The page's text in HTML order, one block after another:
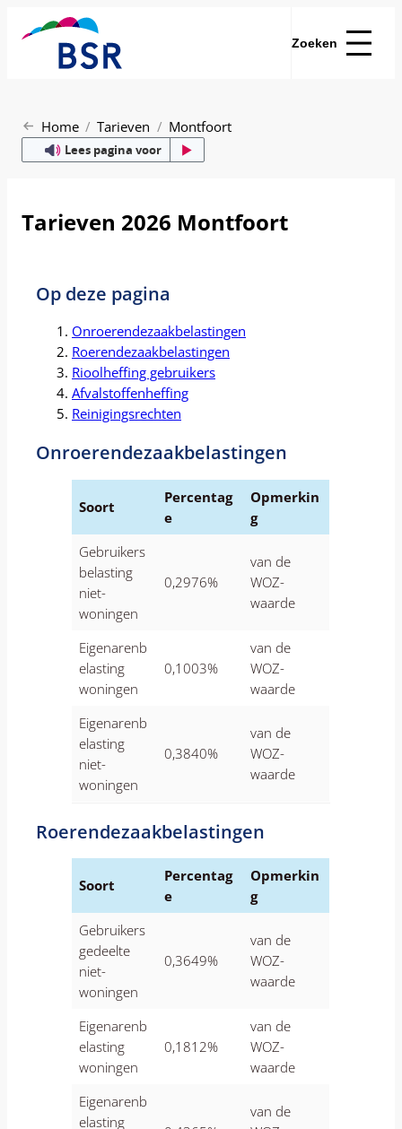
Zoeken
Home Tarieven Montfoort
Lees pagina voor
Tarieven 2026 Montfoort
Op deze pagina
Onroerendezaakbelastingen
Roerendezaakbelastingen
Rioolheffing gebruikers
Afvalstoffenheffing
Reinigingsrechten
Onroerendezaakbelastingen
Soort
Percentag
e
Opmerkin
g
Gebruikers
belasting
niet-
woningen
0,2976%
van de
WOZ-
waarde
Eigenarenb
elasting
woningen
0,1003%
van de
WOZ-
waarde
Eigenarenb
elasting
niet-
woningen
0,3840%
van de
WOZ-
waarde
Roerendezaakbelastingen
Soort
Percentag
e
Opmerkin
g
Gebruikers
gedeelte
niet-
woningen
0,3649%
van de
WOZ-
waarde
Eigenarenb
elasting
woningen
0,1812%
van de
WOZ-
waarde
Eigenarenb
elasting
van de